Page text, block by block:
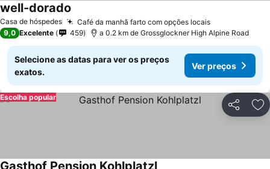
Casa de hóspedes Café da manhã farto com opções locais
well-dorado
9,0 Excelente 459 a 0.2 km de Grossglockner High Alpine Road
Selecione as datas para ver os preços
exatos.
Ver preços
Partilhar
Escolha popular
Gasthof Pension Kohlplatzl